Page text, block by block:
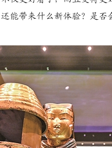
来什么新体验？是否